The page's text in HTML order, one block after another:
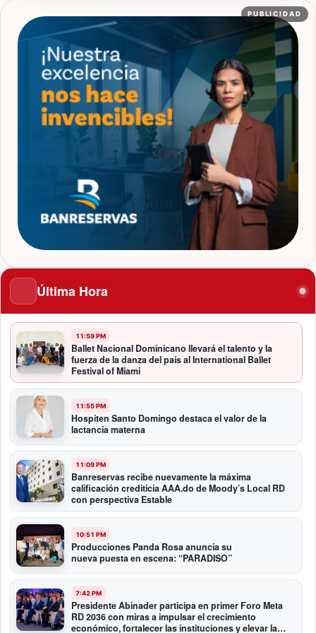
PUBLICIDAD
Última Hora
11:59 PM
Ballet Nacional Dominicano llevará el talento y la
fuerza de la danza del país al International Ballet
Festival of Miami
11:55 PM
Hospiten Santo Domingo destaca el valor de la
lactancia materna
11:09 PM
Banreservas recibe nuevamente la máxima
calificación crediticia AAA.do de Moody’s Local RD
con perspectiva Estable
10:51 PM
Producciones Panda Rosa anuncia su
nueva puesta en escena: “PARADISO”
7:42 PM
Presidente Abinader participa en primer Foro Meta
RD 2036 con miras a impulsar el crecimiento
económico, fortalecer las instituciones y elevar la